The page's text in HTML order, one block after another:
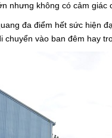
nhưng không có cảm giác
đa điểm hết sức hiện
vào ban đêm hay